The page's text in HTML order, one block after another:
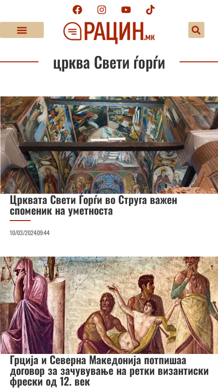
црква Свети ѓорѓи
Црквата Свети Ѓорѓи во Струга важен
споменик на уметноста
10/03/202409:44
Грција и Северна Македонија потпишаа
договор за зачувување на ретки византиски
фрески од 12. век